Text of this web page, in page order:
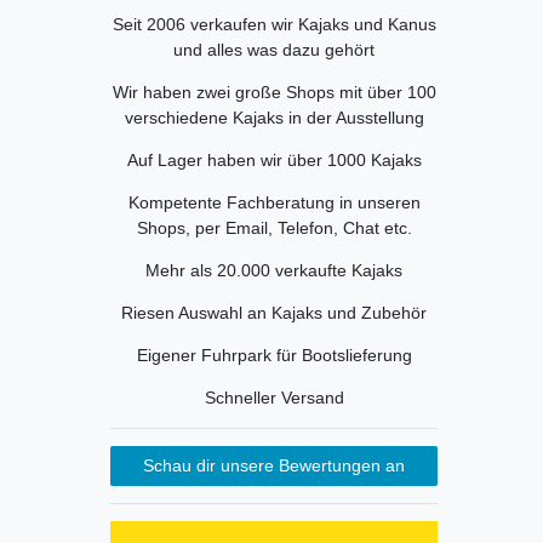
Seit 2006 verkaufen wir Kajaks und Kanus
und alles was dazu gehört
Wir haben zwei große Shops mit über 100
verschiedene Kajaks in der Ausstellung
Auf Lager haben wir über 1000 Kajaks
Kompetente Fachberatung in unseren
Shops, per Email, Telefon, Chat etc.
Mehr als 20.000 verkaufte Kajaks
Riesen Auswahl an Kajaks und Zubehör
Eigener Fuhrpark für Bootslieferung
Schneller Versand
Schau dir unsere Bewertungen an